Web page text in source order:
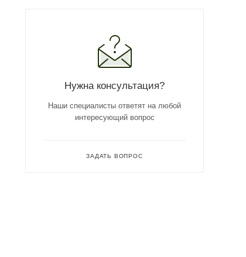
Нужна консультация?
Наши специалисты ответят на любой
интересующий вопрос
ЗАДАТЬ ВОПРОС